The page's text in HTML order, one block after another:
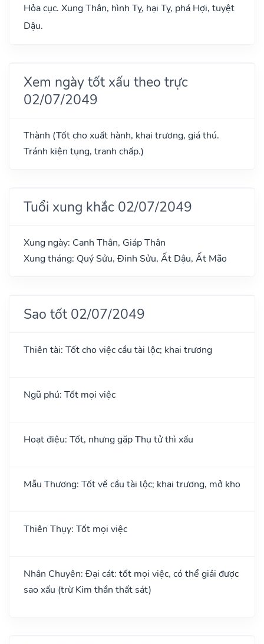
Hỏa cục. Xung Thân, hình Tỵ, hại Tỵ, phá Hợi, tuyệt
Dậu.
Xem ngày tốt xấu theo trực
02/07/2049
Thành (Tốt cho xuất hành, khai trương, giá thú.
Tránh kiện tụng, tranh chấp.)
Tuổi xung khắc 02/07/2049
Xung ngày: Canh Thân, Giáp Thân
Xung tháng: Quý Sửu, Đinh Sửu, Ất Dậu, Ất Mão
Sao tốt 02/07/2049
Thiên tài: Tốt cho việc cầu tài lộc; khai trương
Ngũ phú: Tốt mọi việc
Hoạt điệu: Tốt, nhưng gặp Thụ tử thì xấu
Mẫu Thương: Tốt về cầu tài lộc; khai trương, mở kho
Thiên Thụy: Tốt mọi việc
Nhân Chuyên: Đại cát: tốt mọi việc, có thể giải được
sao xấu (trừ Kim thần thất sát)